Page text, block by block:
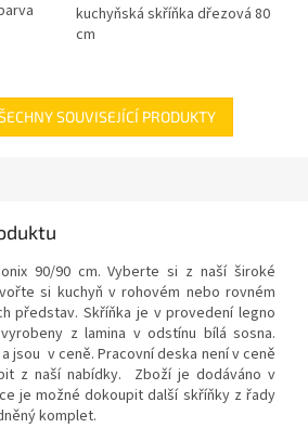
kuchyňská skříňka dřezová 80
cm
SOUVISEJÍCÍ PRODUKTY
90/90 cm. Vyberte si z naší široké
si kuchyň v rohovém nebo rovném
představ. Skříňka je v provedení legno
z lamina v odstínu bílá sosna.
jsou v ceně. Pracovní deska není v ceně
z naší nabídky. Zboží je dodáváno v
je možné dokoupit další skříňky z řady
komplet.